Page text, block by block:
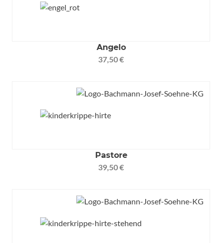
Angelo
37,50 €
Pastore
39,50 €